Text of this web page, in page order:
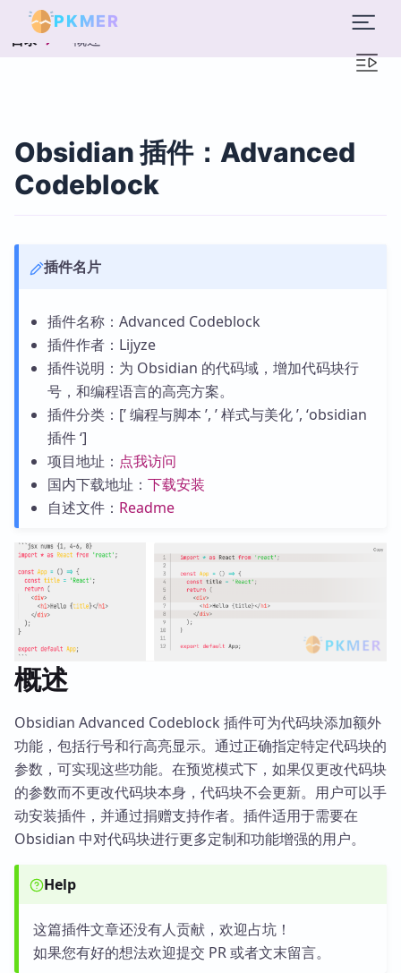
PKMER
目录 概述
Obsidian 插件：Advanced
Codeblock
插件名片
插件名称：Advanced Codeblock
插件作者：Lijyze
插件说明：为 Obsidian 的代码域，增加代码块行
号，和编程语言的高亮方案。
插件分类：[’ 编程与脚本 ’, ’ 样式与美化 ’, ‘obsidian
插件 ‘]
项目地址： 点我访问
国内下载地址： 下载安装
自述文件： Readme
概述
Obsidian Advanced Codeblock 插件可为代码块添加额外
功能，包括行号和行高亮显示。通过正确指定特定代码块的
参数，可实现这些功能。在预览模式下，如果仅更改代码块
的参数而不更改代码块本身，代码块不会更新。用户可以手
动安装插件，并通过捐赠支持作者。插件适用于需要在
Obsidian 中对代码块进行更多定制和功能增强的用户。
Help
这篇插件文章还没有人贡献，欢迎占坑！
如果您有好的想法欢迎提交 PR 或者文末留言。